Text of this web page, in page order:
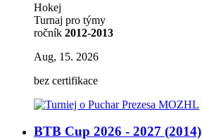
Hokej
Turnaj pro týmy
ročník 2012-2013
Aug, 15. 2026
bez certifikace
BTB Cup 2026 - 2027 (2014)